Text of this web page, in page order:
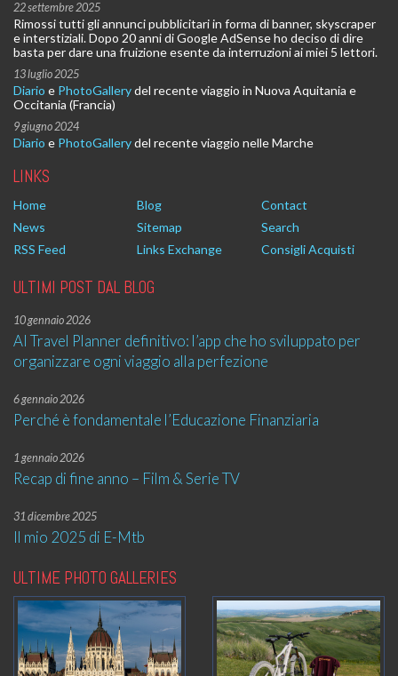
22 settembre 2025
Rimossi tutti gli annunci pubblicitari in forma di banner, skyscraper
e interstiziali. Dopo 20 anni di Google AdSense ho deciso di dire
basta per dare una fruizione esente da interruzioni ai miei 5 lettori.
13 luglio 2025
Diario e PhotoGallerydel recente viaggio in Nuova Aquitania e
Occitania (Francia)
9 giugno 2024
Diario e PhotoGallerydel recente viaggio nelle Marche
LINKS
Home Blog
Contact
News
Sitemap
Search
RSS Feed
Links Exchange Consigli Acquisti
ULTIMI POST DAL BLOG
10 gennaio 2026
AI Travel Planner definitivo: l’app che ho sviluppato per
organizzare ogni viaggio alla perfezione
6 gennaio 2026
Perché è fondamentale l’Educazione Finanziaria
1 gennaio 2026
Recap di fine anno – Film & Serie TV
31 dicembre 2025
Il mio 2025 di E-Mtb
ULTIME PHOTO GALLERIES